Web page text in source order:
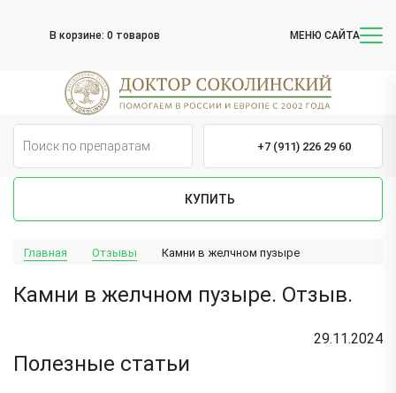
В корзине: 0 товаров МЕНЮ САЙТА
+7 (911) 226 29 60
КУПИТЬ
Главная Отзывы Камни в желчном пузыре
Камни в желчном пузыре. Отзыв.
29.11.2024
Полезные статьи